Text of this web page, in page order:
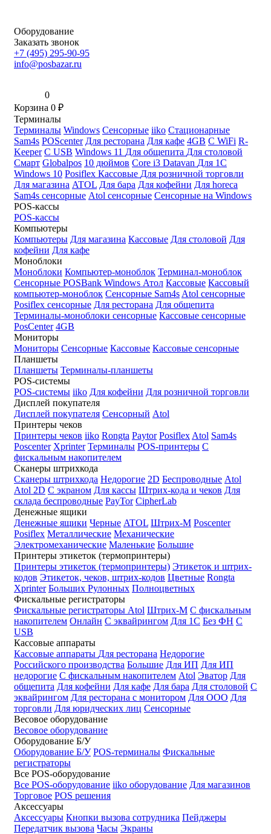
Оборудование
Заказать звонок
+7 (495) 295-90-95
info@posbazar.ru
0
Корзина 0 ₽
Терминалы
Терминалы Windows Сенсорные iiko Стационарные
Sam4s POScenter Для ресторана Для кафе 4GB С WiFi R-
Keeper С USB Windows 11 Для общепита Для столовой
Смарт Globalpos 10 дюймов Core i3 Datavan Для 1С
Windows 10 Posiflex Кассовые Для розничной торговли
Для магазина ATOL Для бара Для кофейни Для horeca
Sam4s сенсорные Atol сенсорные Сенсорные на Windows
POS-кассы
POS-кассы
Компьютеры
Компьютеры Для магазина Кассовые Для столовой Для
кофейни Для кафе
Моноблоки
Моноблоки Компьютер-моноблок Терминал-моноблок
Сенсорные POSBank Windows Атол Кассовые Кассовый
компьютер-моноблок Сенсорные Sam4s Atol сенсорные
Posiflex сенсорные Для ресторана Для общепита
Терминалы-моноблоки сенсорные Кассовые сенсорные
PosCenter 4GB
Мониторы
Мониторы Сенсорные Кассовые Кассовые сенсорные
Планшеты
Планшеты Терминалы-планшеты
POS-системы
POS-системы iiko Для кофейни Для розничной торговли
Дисплей покупателя
Дисплей покупателя Сенсорный Atol
Принтеры чеков
Принтеры чеков iiko Rongta Paytor Posiflex Atol Sam4s
Poscenter Xprinter Терминалы POS-принтеры С
фискальным накопителем
Сканеры штрихкода
Сканеры штрихкода Недорогие 2D Беспроводные Atol
Atol 2D С экраном Для кассы Штрих-кода и чеков Для
склада беспроводные PayTor CipherLab
Денежные ящики
Денежные ящики Черные ATOL Штрих-М Poscenter
Posiflex Металлические Механические
Электромеханические Маленькие Большие
Принтеры этикеток (термопринтеры)
Принтеры этикеток (термопринтеры) Этикеток и штрих-
кодов Этикеток, чеков, штрих-кодов Цветные Rongta
Xprinter Больших Рулонных Полноцветных
Фискальные регистраторы
Фискальные регистраторы Atol Штрих-М С фискальным
накопителем Онлайн С эквайрингом Для 1С Без ФН С
USB
Кассовые аппараты
Кассовые аппараты Для ресторана Недорогие
Российского производства Большие Для ИП Для ИП
недорогие С фискальным накопителем Atol Эватор Для
общепита Для кофейни Для кафе Для бара Для столовой С
эквайрингом Для ресторана с монитором Для ООО Для
торговли Для юридческих лиц Сенсорные
Весовое оборудование
Весовое оборудование
Оборудование Б/У
Оборудование Б/У POS-терминалы Фискальные
регистраторы
Все POS-оборудование
Все POS-оборудование iiko оборудование Для магазинов
Торговое POS решения
Аксессуары
Аксессуары Кнопки вызова сотрудника Пейджеры
Передатчик вызова Часы Экраны